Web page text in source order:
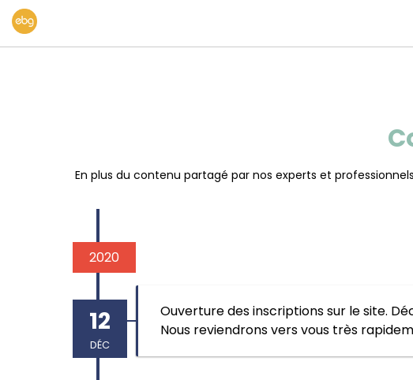
En plus du contenu partagé par nos experts et
2020
12
DÉC
Ouverture des inscriptions sur le site.
Nous reviendrons vers vous très